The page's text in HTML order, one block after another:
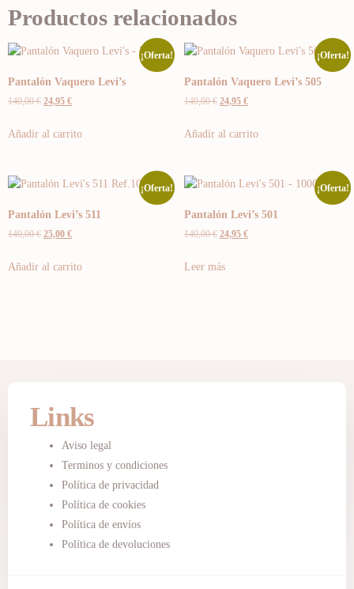
Productos relacionados
¡Oferta!
Pantalón Vaquero Levi’s
140,00€ 24,95 €
Añadir al carrito
¡Oferta!
Pantalón Vaquero Levi’s 505
140,00€ 24,95 €
Añadir al carrito
¡Oferta!
Pantalón Levi’s 511
140,00€ 25,00 €
Añadir al carrito
¡Oferta!
Pantalón Levi’s 501
140,00€ 24,95 €
Leer más
Links
Aviso legal
Terminos y condiciones
Política de privacidad
Política de cookies
Política de envíos
Política de devoluciones